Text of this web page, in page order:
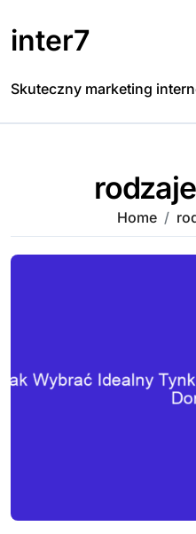
to
content
inter7
Skuteczny marketing
Home